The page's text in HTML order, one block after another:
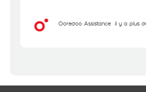
Ooredoo Assistance il y a plus